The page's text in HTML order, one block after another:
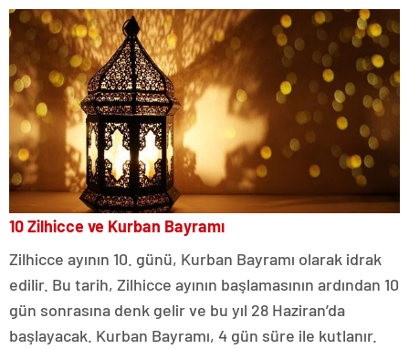
10 Zilhicce ve Kurban Bayramı
Zilhicce ayının 10. günü, Kurban Bayramı olarak idrak
edilir. Bu tarih, Zilhicce ayının başlamasının ardından 10
gün sonrasına denk gelir ve bu yıl 28 Haziran’da
başlayacak. Kurban Bayramı, 4 gün süre ile kutlanır.